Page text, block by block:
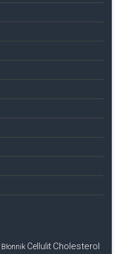
Błonnik Cellulit Cholesterol